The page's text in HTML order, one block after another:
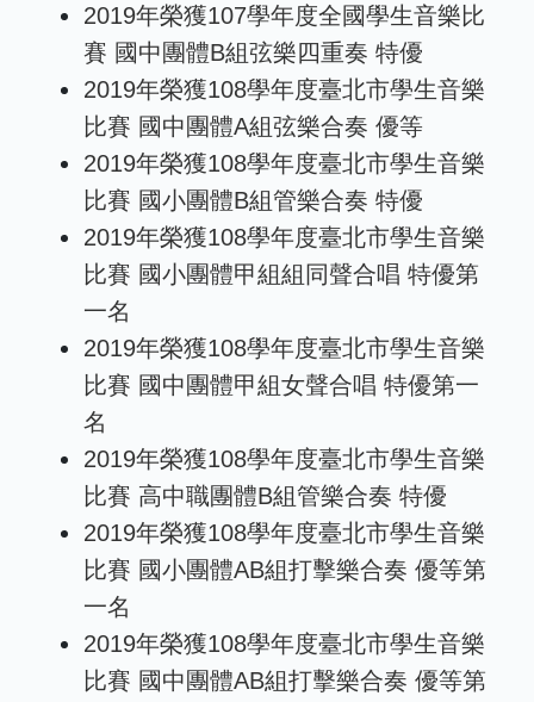
2019年榮獲107學年度全國學生音樂比
賽 國中團體B組弦樂四重奏 特優
2019年榮獲108學年度臺北市學生音樂
比賽 國中團體A組弦樂合奏 優等
2019年榮獲108學年度臺北市學生音樂
比賽 國小團體B組管樂合奏 特優
2019年榮獲108學年度臺北市學生音樂
比賽 國小團體甲組組同聲合唱 特優第
一名
2019年榮獲108學年度臺北市學生音樂
比賽 國中團體甲組女聲合唱 特優第一
名
2019年榮獲108學年度臺北市學生音樂
比賽 高中職團體B組管樂合奏 特優
2019年榮獲108學年度臺北市學生音樂
比賽 國小團體AB組打擊樂合奏 優等第
一名
2019年榮獲108學年度臺北市學生音樂
比賽 國中團體AB組打擊樂合奏 優等第